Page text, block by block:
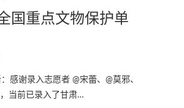
国重点文物保护单
感谢录入志愿者 @宋蕾、@莫邪、
当前已录入了甘肃…